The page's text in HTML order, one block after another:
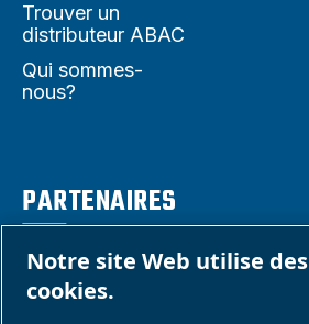
Trouver un
distributeur ABAC
Qui sommes-
nous?
PARTENAIRES
Espace
Partenaires
Notre site Web utilise des
cookies.